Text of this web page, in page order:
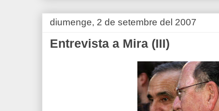
diumenge, 2 de setembre del 2007
Entrevista a Mira (III)